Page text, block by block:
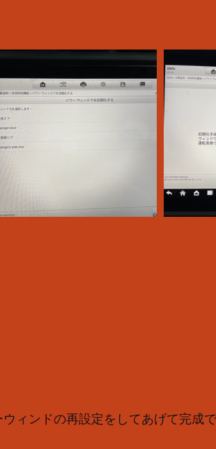
ィンドの再設定をしてあげて完成で